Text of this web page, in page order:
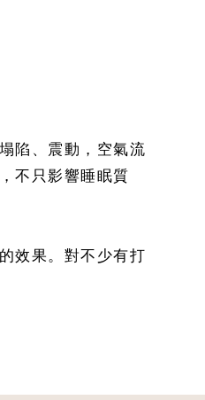
陷、震動，空氣流
不只影響睡眠質
效果。對不少有打